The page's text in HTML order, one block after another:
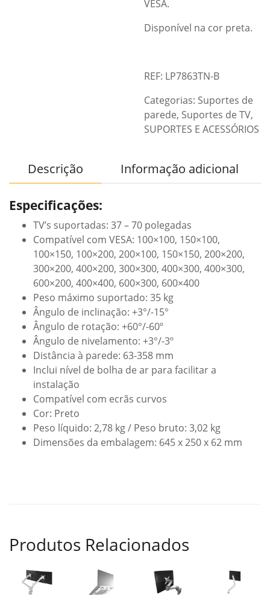
VESA.
Disponível na cor preta.
REF: LP7863TN-B
Categorias: Suportes de
parede, Suportes de TV,
SUPORTES E ACESSÓRIOS
Descrição Informação adicional
Especificações:
TV’s suportadas: 37 – 70 polegadas
Compatível com VESA: 100×100, 150×100,
100×150, 100×200, 200×100, 150×150, 200×200,
300×200, 400×200, 300×300, 400×300, 400×300,
600×200, 400×400, 600×300, 600×400
Peso máximo suportado: 35 kg
Ângulo de inclinação: +3°/-15°
Ângulo de rotação: +60°/-60º
Ângulo de nivelamento: +3°/-3º
Distância à parede: 63-358 mm
Inclui nível de bolha de ar para facilitar a
instalação
Compatível com ecrãs curvos
Cor: Preto
Peso líquido: 2,78 kg / Peso bruto: 3,02 kg
Dimensões da embalagem: 645 x 250 x 62 mm
Produtos Relacionados